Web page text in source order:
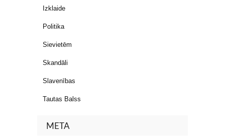
Izklaide
Politika
Sievietēm
Skandāli
Slavenības
Tautas Balss
META